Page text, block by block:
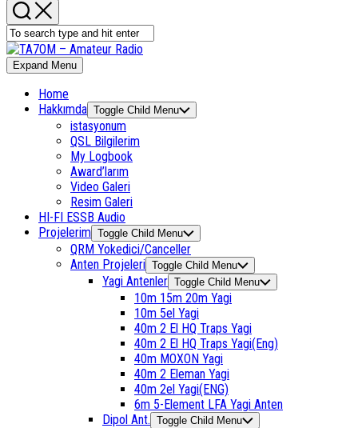
Expand Menu
Home
Hakkımda Toggle Child Menu
istasyonum
QSL Bilgilerim
My Logbook
Award’larım
Video Galeri
Resim Galeri
HI-FI ESSB Audio
Projelerim Toggle Child Menu
QRM Yokedici/Canceller
Anten Projeleri Toggle Child Menu
Yagi Antenler Toggle Child Menu
10m 15m 20m Yagi
10m 5el Yagi
40m 2 El HQ Traps Yagi
40m 2 El HQ Traps Yagi(Eng)
40m MOXON Yagi
40m 2 Eleman Yagi
40m 2el Yagi(ENG)
6m 5-Element LFA Yagi Anten
Dipol Ant. Toggle Child Menu